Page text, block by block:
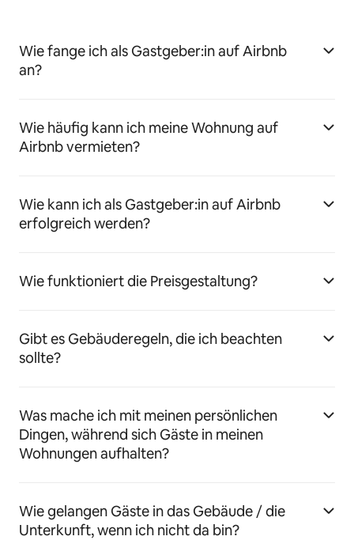
Wie fange ich als Gastgeber:in auf Airbnb
an?
Wie häufig kann ich meine Wohnung auf
Airbnb vermieten?
Wie kann ich als Gastgeber:in auf Airbnb
erfolgreich werden?
Wie funktioniert die Preisgestaltung?
Gibt es Gebäuderegeln, die ich beachten
sollte?
Was mache ich mit meinen persönlichen
Dingen, während sich Gäste in meinen
Wohnungen aufhalten?
Wie gelangen Gäste in das Gebäude / die
Unterkunft, wenn ich nicht da bin?